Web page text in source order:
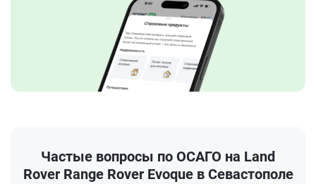
Частые вопросы по ОСАГО на Land
Rover Range Rover Evoque в Севастополе